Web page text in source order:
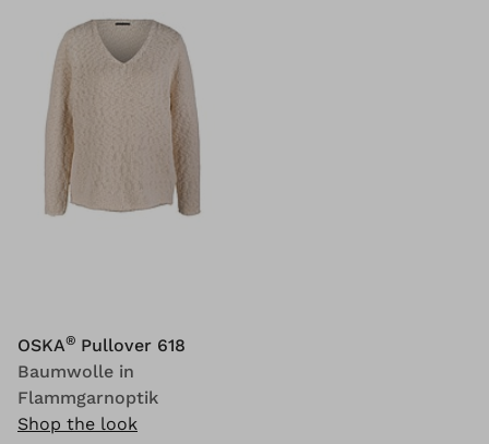
OSKA® Pullover 618
Baumwolle in
Flammgarnoptik
Shop the look